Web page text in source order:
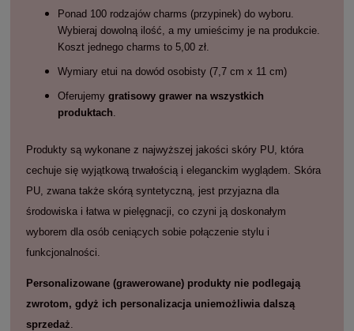
Ponad 100 rodzajów charms (przypinek) do wyboru.
Wybieraj dowolną ilość, a my umieścimy je na produkcie.
Koszt jednego charms to 5,00 zł.
Wymiary etui na dowód osobisty (7,7 cm x 11 cm)
Oferujemy gratisowy grawer na wszystkich
produktach
Produkty są wykonane z najwyższej jakości skóry PU, która
cechuje się wyjątkową trwałością i eleganckim wyglądem. Skóra
PU, zwana także skórą syntetyczną, jest przyjazna dla
środowiska i łatwa w pielęgnacji, co czyni ją doskonałym
wyborem dla osób ceniących sobie połączenie stylu i
funkcjonalności.
Personalizowane (grawerowane) produkty nie podlegają
zwrotom, gdyż ich personalizacja uniemożliwia dalszą
sprzedaż